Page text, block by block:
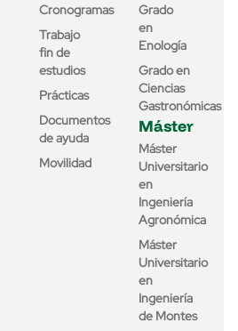
Cronogramas
Trabajo
fin de
estudios
Prácticas
Documentos
de ayuda
Movilidad
Grado
en
Enología
Grado en
Ciencias
Gastronómicas
Máster
Máster
Universitario
en
Ingeniería
Agronómica
Máster
Universitario
en
Ingeniería
de Montes